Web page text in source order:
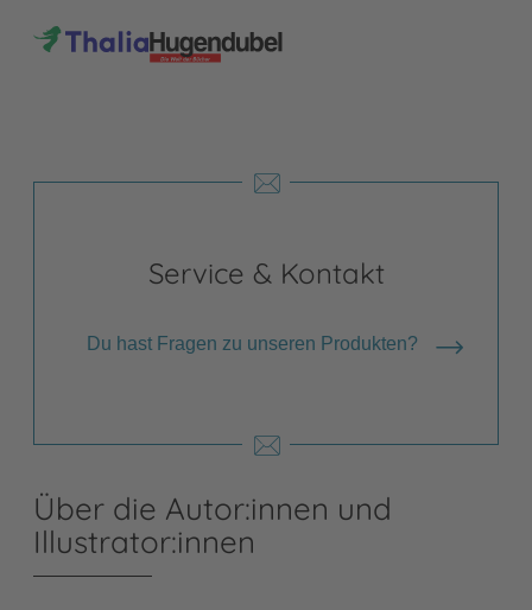
Service & Kontakt
Du hast Fragen zu unseren Produkten?
Über die Autor:innen und
Illustrator:innen